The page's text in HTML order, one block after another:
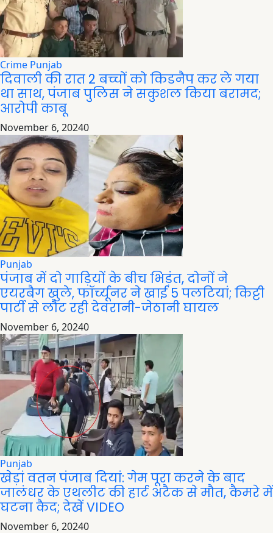
Crime Punjab
दिवाली की रात 2 बच्चों को किडनैप कर ले गया
था साथ, पंजाब पुलिस ने सकुशल किया बरामद;
आरोपी काबू
November 6, 20240
Punjab
पंजाब में दो गाड़ियों के बीच भिड़ंत, दोनों ने
एयरबैग खुले, फॉर्च्यूनर ने खाई 5 पलटियां; किट्टी
पार्टी से लौट रही देवरानी-जेठानी घायल
November 6, 20240
Punjab
खेड़ां वतन पंजाब दियां: गेम पूरा करने के बाद
जालंधर के एथलीट की हार्ट अटैक से मौत, कैमरे में
घटना कैद; देखें VIDEO
November 6, 20240